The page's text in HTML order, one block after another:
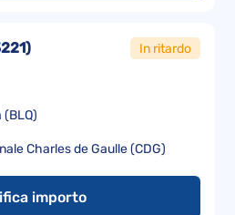
) In ritardo
Charles de Gaulle (CDG)
importo